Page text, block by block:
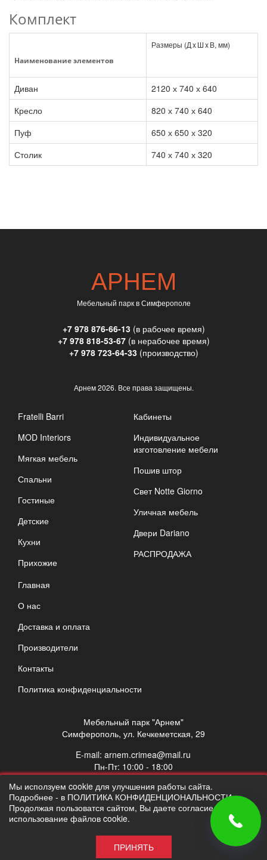
Комплект
Наименование элементов
Размеры (Д x Ш x В, мм)
Диван
2120 х 740 х 640
Кресло
820 х 740 х 640
Пуф
650 х 650 х 320
Столик
740 х 740 х 320
АРНЕМ
Мебельный парк в Симферополе
+7 978 876-66-13(в рабочее время)
+7 978 818-53-67(в нерабочее время)
+7 978 723-64-33(производство)
Арнем2026. Все права защищены.
Fratelli Barri
MOD Interiors
Мягкая мебель
Спальни
Гостиные
Детские
Кухни
Прихожие
Кабинеты
Индивидуальное
изготовление мебели
Пошив штор
Свет Notte Giorno
Уличная мебель
Двери Dariano
РАСПРОДАЖА
Главная
О нас
Доставка и оплата
Производители
Контакты
Политика конфиденциальности
Мебельный парк "Арнем"
Симферополь, ул. Кечкеметская, 29
E-mail:arnem.crimea@mail.ru
Пн-Пт: 10:00 - 18:00
Сб: 10:00 - 17:00
Вс: выходной
Мы исползуем cookie для улучшения работы сайта.
Подробнее - в ПОЛИТИКА КОНФИДЕНЦИОНАЛЬНОСТИ.
Продолжая пользоватся сайтом, Вы даете согласие на
использование файлов cookie.
ПРИНЯТЬ